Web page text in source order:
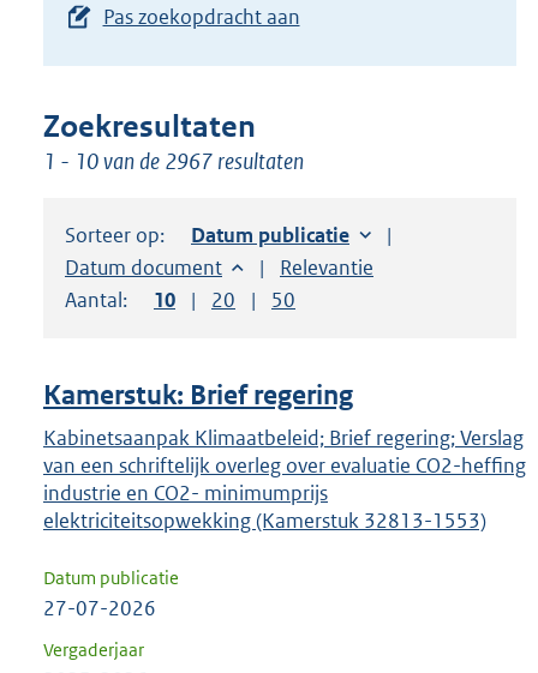
toets
suggesties.
Druk
om
uw
keuze
te
bevestigen.
Pas zoekopdracht aan
Zoekresultaten
1 - 10 van de 2967 resultaten
Sorteer op: Sorteer op:
Datum publicatie
Sorteer op:
Datum document Sorteer op:
Relevantie
Aantal:
Toon
10 resultaten per pagina
Toon
20 resultaten per pagina
Toon
50
Kamerstuk: Brief regering
Kabinetsaanpak Klimaatbeleid; Brief regering; Verslag
van een schriftelijk overleg over evaluatie CO2-heffing
industrie en CO2- minimumprijs
elektriciteitsopwekking (Kamerstuk 32813-1553)
Datum publicatie
27-07-2026
Vergaderjaar